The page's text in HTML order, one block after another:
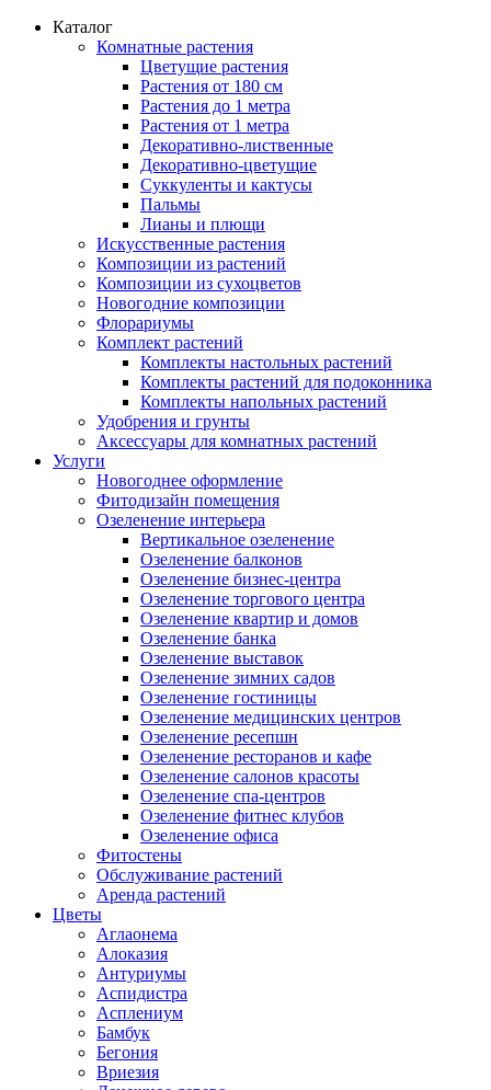
Каталог
Комнатные растения
Цветущие растения
Растения от 180 см
Растения до 1 метра
Растения от 1 метра
Декоративно-лиственные
Декоративно-цветущие
Суккуленты и кактусы
Пальмы
Лианы и плющи
Искусственные растения
Композиции из растений
Композиции из сухоцветов
Новогодние композиции
Флорариумы
Комплект растений
Комплекты настольных растений
Комплекты растений для подоконника
Комплекты напольных растений
Удобрения и грунты
Аксессуары для комнатных растений
Услуги
Новогоднее оформление
Фитодизайн помещения
Озеленение интерьера
Вертикальное озеленение
Озеленение балконов
Озеленение бизнес-центра
Озеленение торгового центра
Озеленение квартир и домов
Озеленение банка
Озеленение выставок
Озеленение зимних садов
Озеленение гостиницы
Озеленение медицинских центров
Озеленение ресепшн
Озеленение ресторанов и кафе
Озеленение салонов красоты
Озеленение спа-центров
Озеленение фитнес клубов
Озеленение офиса
Фитостены
Обслуживание растений
Аренда растений
Цветы
Аглаонема
Алоказия
Антуриумы
Аспидистра
Асплениум
Бамбук
Бегония
Вриезия